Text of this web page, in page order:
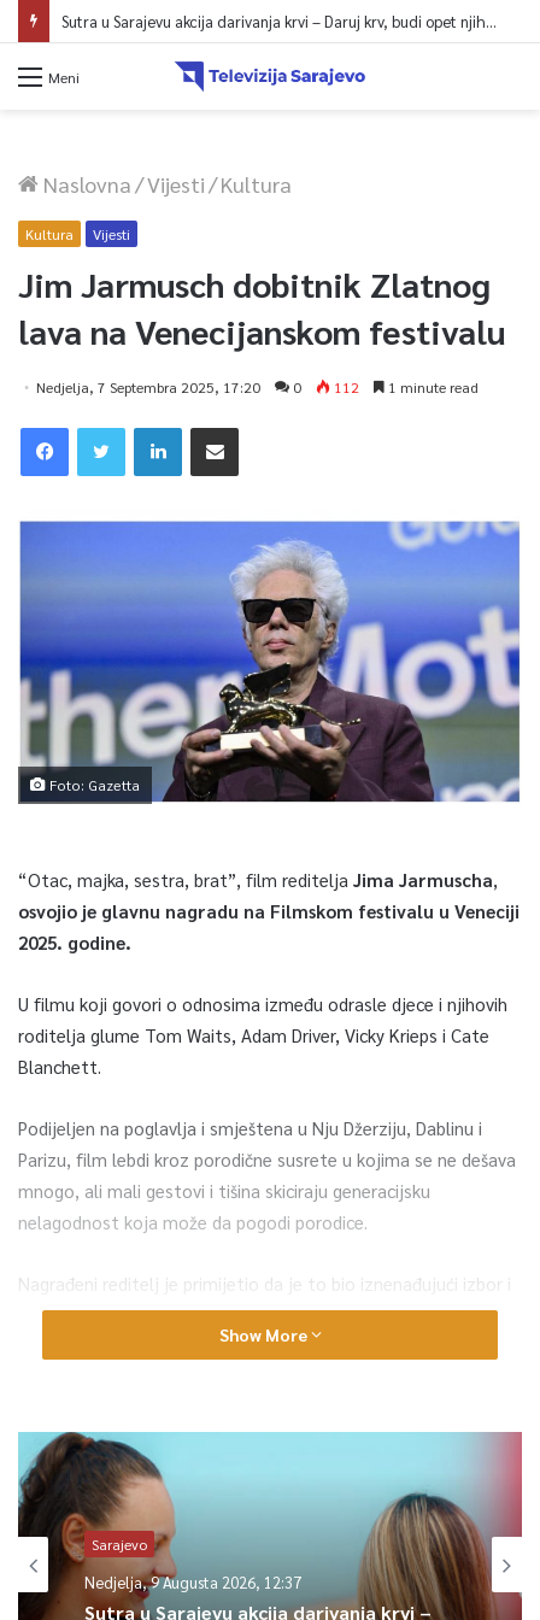
Sutra u Sarajevu akcija darivanja krvi – Daruj krv, budi opet njihov heroj
Meni
Naslovna/Vijesti/Kultura
Kultura Vijesti
Jim Jarmusch dobitnik Zlatnog
lava na Venecijanskom festivalu
Nedjelja, 7 Septembra 2025, 17:20 0 112 1 minute read
Foto: Gazetta
“Otac, majka, sestra, brat”, film reditelja Jima Jarmuscha
osvojio je glavnu nagradu na Filmskom festivalu u Veneciji
2025. godine.
U filmu koji govori o odnosima između odrasle djece i njihovih
roditelja glume Tom Waits, Adam Driver, Vicky Krieps i Cate
Blanchett.
Podijeljen na poglavlja i smještena u Nju Džerziju, Dablinu i
Parizu, film lebdi kroz porodične susrete u kojima se ne dešava
mnogo, ali mali gestovi i tišina skiciraju generacijsku
nelagodnost koja može da pogodi porodice.
Nagrađeni reditelj je primijetio da je to bio iznenađujući izbor i
zahvalio se festivalu što je prepoznao njegov “tihi film”.
lava. Film govori o pokušaju spasavanja šestogodišnje
djevojčice u gradu Gazi u januaru 2024. godine i koristi pravi
zvuk njenog snimljenog poziva palestinskom društvu Crvenog
polumjeseca. Film je dobio 21-minutne ovacije nakon
premijere.
Show More
Sarajevo
Nedjelja, 9 Augusta 2026, 12:37
Sutra u Sarajevu akcija darivanja krvi –